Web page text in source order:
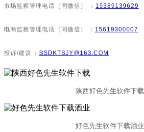
市场监察管理电话（同微信）： 15389139629
电商监察管理电话（同微信）： 15619300007
投诉/建议： BSDKTSJY@163.COM
陕西好色先生软件下载
好色先生软件下载酒业